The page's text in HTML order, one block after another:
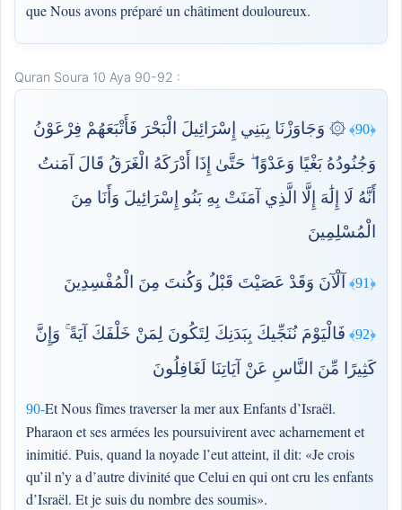
que Nous avons préparé un châtiment douloureux.
Quran Soura 10 Aya 90-92 :
﴿90﴾
۞ وَجَاوَزْنَا بِبَنِي إِسْرَائِيلَ الْبَحْرَ فَأَتْبَعَهُمْ فِرْعَوْنُ
وَجُنُودُهُ بَغْيًا وَعَدْوًا ۖ حَتَّىٰ إِذَا أَدْرَكَهُ الْغَرَقُ قَالَ آمَنتُ
أَنَّهُ لَا إِلَٰهَ إِلَّا الَّذِي آمَنَتْ بِهِ بَنُو إِسْرَائِيلَ وَأَنَا مِنَ
الْمُسْلِمِينَ
90-Et Nous fîmes traverser la mer aux Enfants d’Israël.
Pharaon et ses armées les poursuivirent avec acharnement et
inimitié. Puis, quand la noyade l’eut atteint, il dit: «Je crois
qu’il n’y a d’autre divinité que Celui en qui ont cru les enfants
d’Israël. Et je suis du nombre des soumis».
﴿91﴾ آلْآنَ وَقَدْ عَصَيْتَ قَبْلُ وَكُنتَ مِنَ الْمُفْسِدِينَ
﴿92﴾
فَالْيَوْمَ نُنَجِّيكَ بِبَدَنِكَ لِتَكُونَ لِمَنْ خَلْفَكَ آيَةً ۚ وَإِنَّ
كَثِيرًا مِّنَ النَّاسِ عَنْ آيَاتِنَا لَغَافِلُونَ